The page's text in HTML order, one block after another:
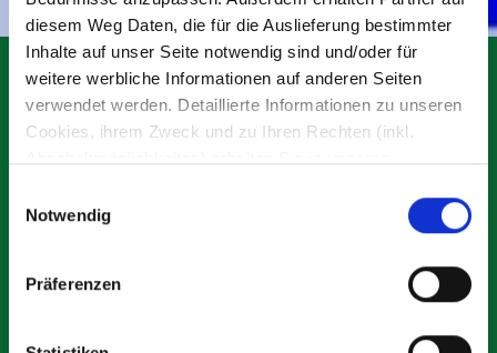
diesem Weg Daten, die für die Auslieferung bestimmter
Inhalte auf unser Seite notwendig sind und/oder für
weitere werbliche Informationen auf anderen Seiten
verwendet werden. Detaillierte Informationen zu unseren
Cookies, ihrem Zweck und zu Ihren Rechten (inkl.
Mithilfe des Browser-Add-ons zur Deaktivierung von
Google Analytics-JavaScript (ga.js, analytics.js, dc.js)
können Website-Besucher verhindern, dass Google
Analytics deaktivieren möchten, laden Sie das Add-on
Notwendig
Präferenzen
24h Notdienst 365 Tage im Jahr
am Herzen. Sind unsere Kunden erfolgreich,
dann können auch wir als Hersteller zufrieden
im
Notfall 24 Stunden an 365 Tagen
im Jahr zur